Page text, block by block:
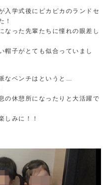
入学式後にピカピカのランドセ
！
なった先輩たちに憧れの眼差し
帽子がとても似合っていまし
なベンチはというと…
の休憩所になったりと大活躍で
しみに！！